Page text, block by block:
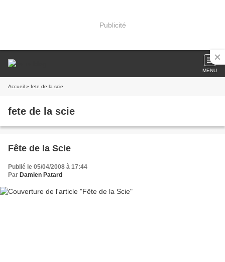
Publicité
MENU
Accueil » fete de la scie
fete de la scie
Fête de la Scie
Publié le 05/04/2008 à 17:44
Par Damien Patard